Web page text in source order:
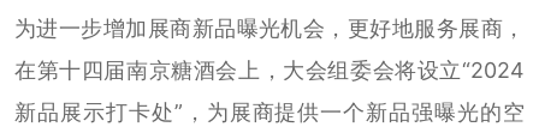
为进一步增加展商新品曝光机会，更好地服务展商，
在第十四届南京糖酒会上，大会组委会将设立“2024
新品展示打卡处”，为展商提供一个新品强曝光的空